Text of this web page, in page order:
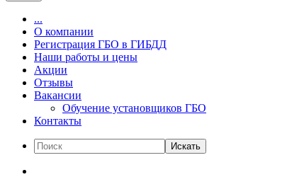
...
О компании
Регистрация ГБО в ГИБДД
Наши работы и цены
Акции
Отзывы
Вакансии
Обучение установщиков ГБО
Контакты
Искать